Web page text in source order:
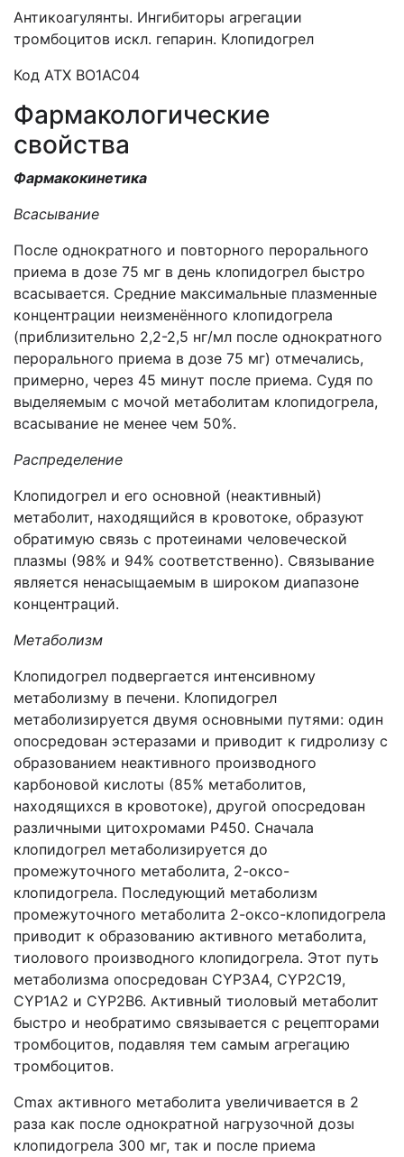
Антикоагулянты. Ингибиторы агрегации
тромбоцитов искл. гепарин. Клопидогрел
Код АТХ ВО1АС04
Фармакологические
свойства
Фармакокинетика
Всасывание
После однократного и повторного перорального
приема в дозе 75 мг в день клопидогрел быстро
всасывается. Средние максимальные плазменные
концентрации неизменённого клопидогрела
(приблизительно 2,2-2,5 нг/мл после однократного
перорального приема в дозе 75 мг) отмечались,
примерно, через 45 минут после приема. Судя по
выделяемым с мочой метаболитам клопидогрела,
всасывание не менее чем 50%.
Распределение
Клопидогрел и его основной (неактивный)
метаболит, находящийся в кровотоке, образуют
обратимую связь с протеинами человеческой
плазмы (98% и 94% соответственно). Связывание
является ненасыщаемым в широком диапазоне
концентраций.
Метаболизм
Клопидогрел подвергается интенсивному
метаболизму в печени. Клопидогрел
метаболизируется двумя основными путями: один
опосредован эстеразами и приводит к гидролизу с
образованием неактивного производного
карбоновой кислоты (85% метаболитов,
находящихся в кровотоке), другой опосредован
различными цитохромами Р450. Сначала
клопидогрел метаболизируется до
промежуточного метаболита, 2-оксо-
клопидогрела. Последующий метаболизм
промежуточного метаболита 2-оксо-клопидогрела
приводит к образованию активного метаболита,
тиолового производного клопидогрела. Этот путь
метаболизма опосредован CYP3А4, CYP2С19,
CYP1А2 и CYP2В6. Активный тиоловый метаболит
быстро и необратимо связывается с рецепторами
тромбоцитов, подавляя тем самым агрегацию
тромбоцитов.
Cmax активного метаболита увеличивается в 2
раза как после однократной нагрузочной дозы
клопидогрела 300 мг, так и после приема